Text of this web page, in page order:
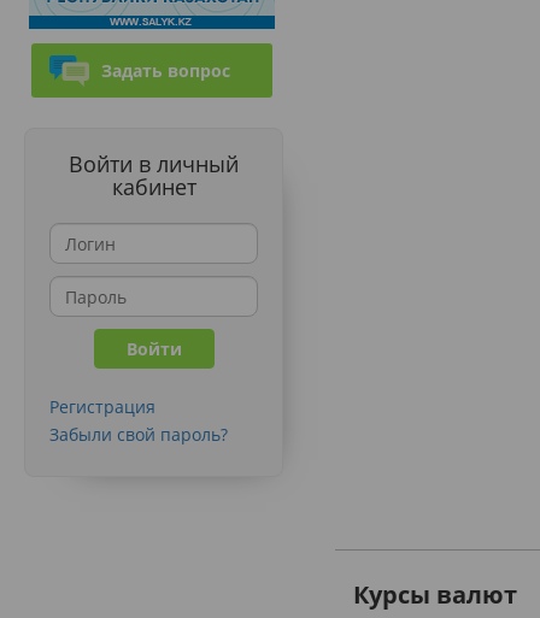
Задать вопрос
Войти в личный
кабинет
Регистрация
Забыли свой пароль?
Курсы валют